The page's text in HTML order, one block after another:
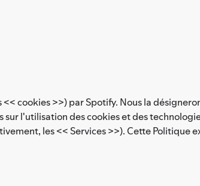
cookies >>) par Spotify. Nous la
l'utilisation des cookies et des
les << Services >>). Cette Politique